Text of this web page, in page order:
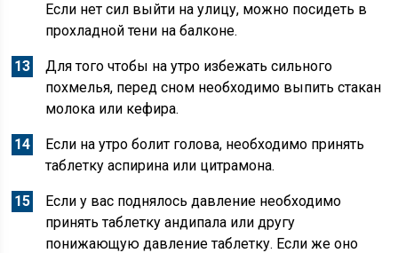
Если нет сил выйти на улицу, можно посидеть в
прохладной тени на балконе.
Для того чтобы на утро избежать сильного
похмелья, перед сном необходимо выпить стакан
молока или кефира.
Если на утро болит голова, необходимо принять
таблетку аспирина или цитрамона.
Если у вас поднялось давление необходимо
принять таблетку андипала или другу
понижающую давление таблетку. Если же оно